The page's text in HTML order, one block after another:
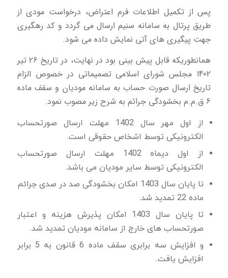
پس از تکمیل اطلاعات فرم اعتراض، درخواست مودی از
طریق پرتال به سامانه سنیم ارسال می گردد و کد رهگیری
جهت پیگیری های آتی نمایش داده می شود.
همانطوریكه قابل پیش بینی بود در نهایت، در تاریخ 26 تیر
1402 مجلس شورای اسلامی تصمیماتی در خصوص الزام
تاریخ ارسال صورت حساب به سامانه مودیان و سقف ماده
6 ق.م.م بخشودگی جرائم به شرح زیر مصوب نمود.
از اول مهر سال 1402 مهلت ارسال صورتحساب
الکترونیکی توسط اشخاص حقوقی است.
از اول دیماه 1402 مهلت ارسال صورتحساب
الکترونیکی توسط سایر مودیان می باشد.
تا پایان سال 1403 امکان بخشودگی صد در صدی جرائم
ماده 22 تمدید شد.
تا پایان سال 1403 امکان پذیرش هزینه و اعتبار
صورتحساب های خارج از سامانه مودیان تمدید شد.
و افزایش سه برابری سقف ماده 6 قانون به 5 برابر
افزایش یافت.